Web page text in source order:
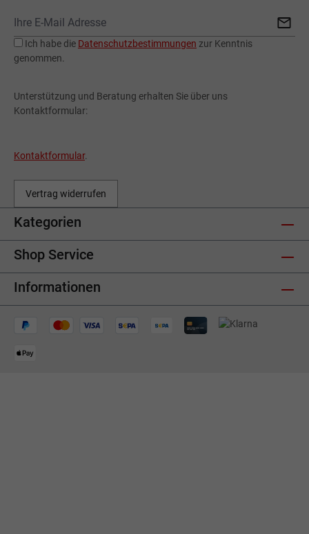
Ich habe die Datenschutzbestimmungen zur Kenntnis
genommen.
Unterstützung und Beratung erhalten Sie über uns
Kontaktformular:
Kontaktformular.
Vertrag widerrufen
Kategorien
Shop Service
Informationen